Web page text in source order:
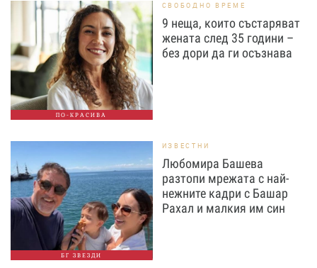
ПО-КРАСИВА
СВОБОДНО ВРЕМЕ
9 неща, които състаряват
жената след 35 години –
без дори да ги осъзнава
БГ ЗВЕЗДИ
ИЗВЕСТНИ
Любомира Башева
разтопи мрежата с най-
нежните кадри с Башар
Рахал и малкия им син